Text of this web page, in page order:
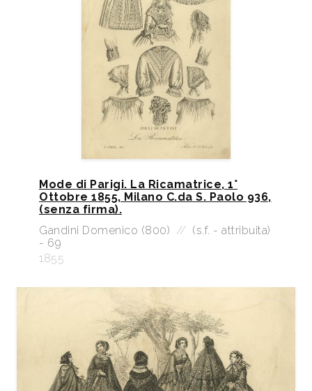
Mode di Parigi. La Ricamatrice, 1°
Ottobre 1855, Milano C.da S. Paolo 936,
(senza firma).
Gandini Domenico (800) // (s.f. - attribuita)
- 69
1855